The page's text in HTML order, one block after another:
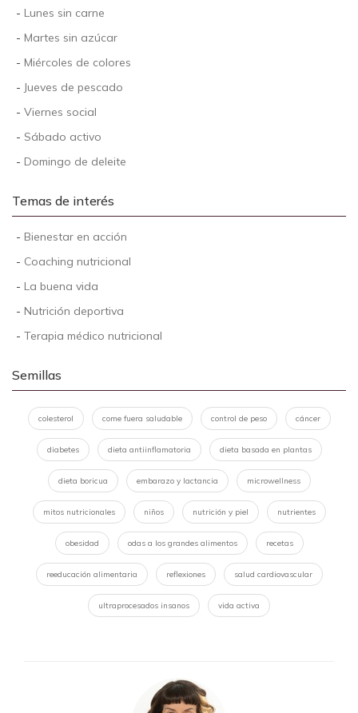
- Lunes sin carne
- Martes sin azúcar
- Miércoles de colores
- Jueves de pescado
- Viernes social
- Sábado activo
- Domingo de deleite
Temas de interés
- Bienestar en acción
- Coaching nutricional
- La buena vida
- Nutrición deportiva
- Terapia médico nutricional
Semillas
colesterol come fuera saludable control de peso cáncer
diabetes dieta antiinflamatoria dieta basada en plantas
dieta boricua embarazo y lactancia microwellness
mitos nutricionales niños nutrición y piel nutrientes
obesidad odas a los grandes alimentos recetas
reeducación alimentaria reflexiones salud cardiovascular
ultraprocesados insanos vida activa